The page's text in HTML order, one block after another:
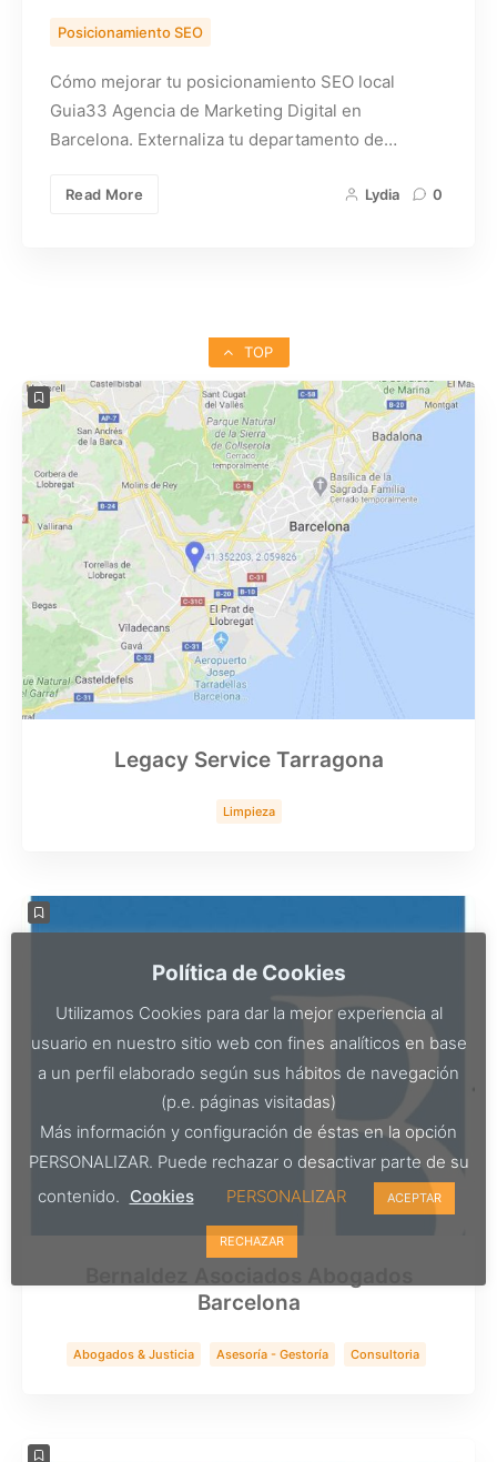
Posicionamiento SEO
Cómo mejorar tu posicionamiento SEO local
Guia33 Agencia de Marketing Digital en
Barcelona. Externaliza tu departamento de…
Read More Lydia 0
TOP
Legacy Service Tarragona
Limpieza
Barcelona
Abogados & Justicia Asesoría - Gestoría
Consultoria
Política de Cookies
Utilizamos Cookies para dar la mejor experiencia al
usuario en nuestro sitio web con fines analíticos en base
a un perfil elaborado según sus hábitos de navegación
(p.e. páginas visitadas)
Más información y configuración de éstas en la opción
PERSONALIZAR. Puede rechazar o desactivar parte de su
contenido. Cookies PERSONALIZAR ACEPTAR
RECHAZAR